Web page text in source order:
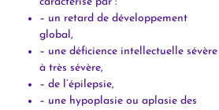
– un retard de développement
global,
– une déficience intellectuelle sévère
à très sévère,
– de l’épilepsie,
– une hypoplasie ou aplasie des